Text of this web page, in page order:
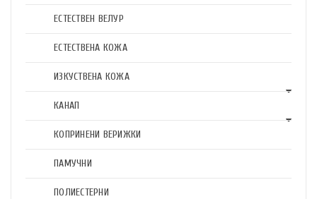
ЕСТЕСТВЕН ВЕЛУР
ЕСТЕСТВЕНА КОЖА
ИЗКУСТВЕНА КОЖА
КАНАП
КОПРИНЕНИ ВЕРИЖКИ
ПАМУЧНИ
ПОЛИЕСТЕРНИ